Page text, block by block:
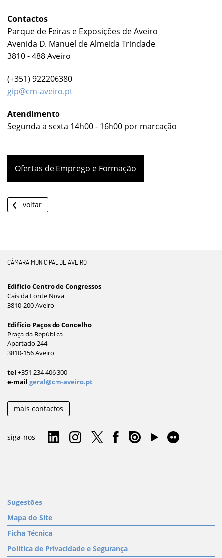
Contactos
Parque de Feiras e Exposições de Aveiro
Avenida D. Manuel de Almeida Trindade
3810 - 488 Aveiro
(+351) 922206380
gip@cm-aveiro.pt
Atendimento
Segunda a sexta 14h00 - 16h00 por marcação
Ofertas de Emprego e Formação
voltar
CÂMARA MUNICIPAL DE AVEIRO
Edifício Centro de Congressos
Cais da Fonte Nova
3810-200 Aveiro
Edifício Paços do Concelho
Praça da República
Apartado 244
3810-156 Aveiro
tel +351 234 406 300
e-mail geral@cm-aveiro.pt
mais contactos
siga-nos
Sugestões
Mapa do Site
Ficha Técnica
Política de Privacidade e Segurança